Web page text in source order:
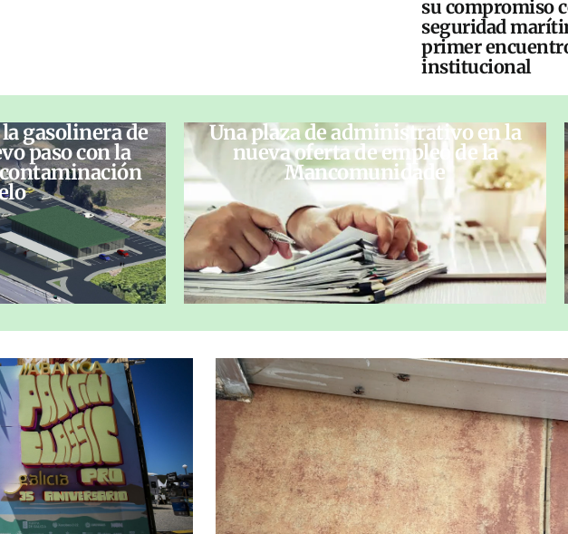
su compromiso
seguridad
primer
institucional
gasolinera de
paso con la
Una plaza de administrativo en la
nueva oferta de empleo de la
Mancomunidade